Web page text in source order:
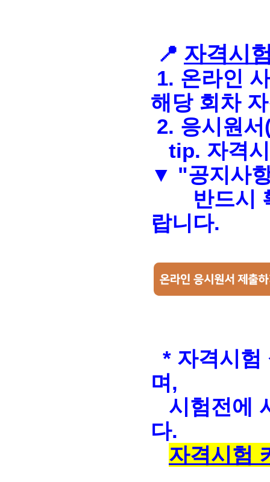
📍 자격시
1. 온라인
해당 회차
2. 응시원
tip. 자격
▼ "공지사
반드시 확
랍니다.
* 자격시험
며,
시험전에
다.
자격시험